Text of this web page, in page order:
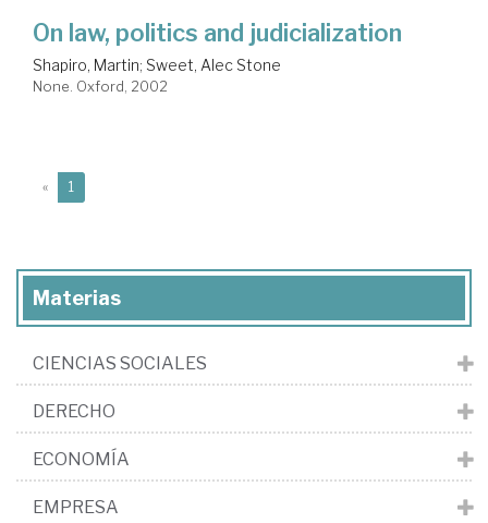
On law, politics and judicialization
Shapiro, Martin; Sweet, Alec Stone
None. Oxford, 2002
« 1
Materias
CIENCIAS SOCIALES
DERECHO
ECONOMÍA
EMPRESA